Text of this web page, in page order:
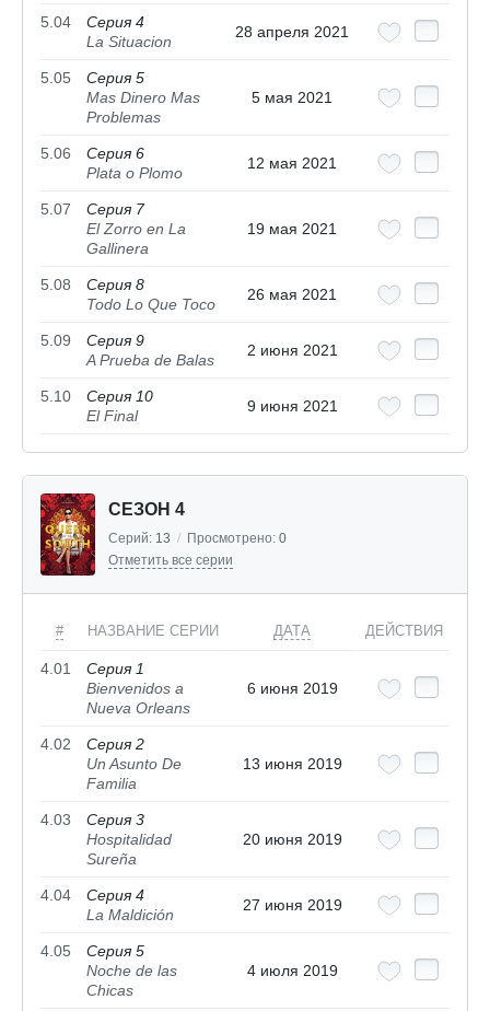
5.04
Серия 4
La Situacion
28 апреля 2021
5.05
Серия 5
Mas Dinero Mas
Problemas
5 мая 2021
5.06
Серия 6
Plata o Plomo
12 мая 2021
5.07
Серия 7
El Zorro en La
Gallinera
19 мая 2021
5.08
Серия 8
Todo Lo Que Toco
26 мая 2021
5.09
Серия 9
A Prueba de Balas
2 июня 2021
5.10
Серия 10
El Final
9 июня 2021
СЕЗОН 4
Серий: 13 / Просмотрено: 0
Отметить все серии
# НАЗВАНИЕ СЕРИИ ДАТА ДЕЙСТВИЯ
4.01
Серия 1
Bienvenidos a
Nueva Orleans
6 июня 2019
4.02
Серия 2
Un Asunto De
Familia
13 июня 2019
4.03
Серия 3
Hospitalidad
Sureña
20 июня 2019
4.04
Серия 4
La Maldición
27 июня 2019
4.05
Серия 5
Noche de las
Chicas
4 июля 2019